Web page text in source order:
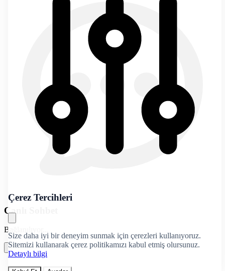
Çerez Tercihleri
Size daha iyi bir deneyim sunmak için çerezleri kullanıyoruz.
Sitemizi kullanarak çerez politikamızı kabul etmiş olursunuz.
Detaylı bilgi
Canlı Sohbet
Bağlanılıyor...